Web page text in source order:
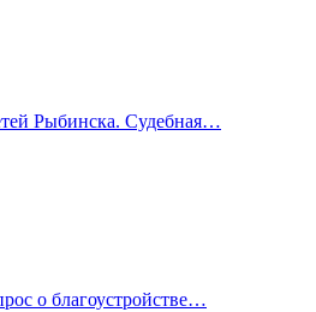
Рыбинска. Судебная…
о благоустройстве…